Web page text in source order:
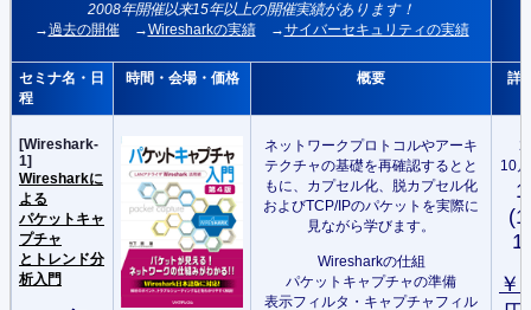
2008年開催以来15年以上の開催実績があります！
→過去の開催→Wiresharkの実績→サイバーセキュリティの実績
セミナ名・日
程
時間・会場・価格 概要 詳
[Wireshark-
1]
Wiresharkに
よる
パケットキャ
プチャ
とトレンド分
析入門
ネットワークプロトコルやアーキ
テクチャの基礎を再確認するとと
もに、カプセル化、脱カプセル化
およびTCP/IPのパケットを実際に
見ながら学びます。
Wiresharkの仕組
パケットキャプチャの準備
表示フィルタ・キャプチャフィル
10
￥